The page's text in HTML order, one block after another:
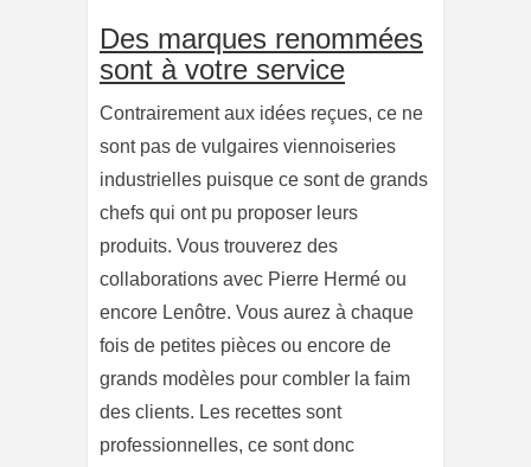
Des marques renommées
sont à votre service
Contrairement aux idées reçues, ce ne
sont pas de vulgaires viennoiseries
industrielles puisque ce sont de grands
chefs qui ont pu proposer leurs
produits. Vous trouverez des
collaborations avec Pierre Hermé ou
encore Lenôtre. Vous aurez à chaque
fois de petites pièces ou encore de
grands modèles pour combler la faim
des clients. Les recettes sont
professionnelles, ce sont donc